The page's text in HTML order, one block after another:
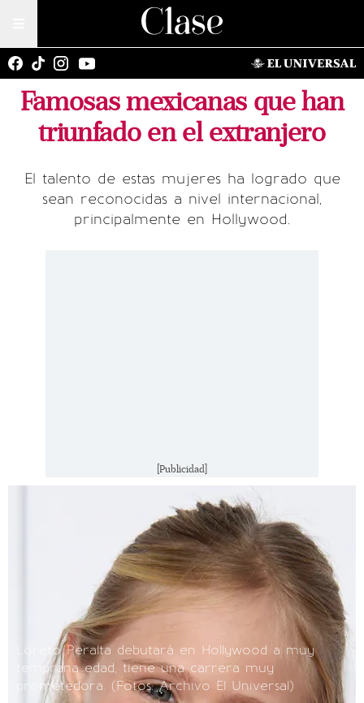
Famosas mexicanas que han
triunfado en el extranjero
El talento de estas mujeres ha logrado que
sean reconocidas a nivel internacional,
principalmente en Hollywood.
[Publicidad]
Loreto Peralta debutará en Hollywood a muy
temprana edad, tiene una carrera muy
prometedora. (Fotos: Archivo El Universal)